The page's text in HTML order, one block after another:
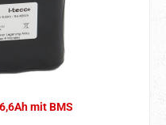
mit BMS